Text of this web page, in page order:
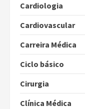
Cardiologia
Cardiovascular
Carreira Médica
Ciclo básico
Cirurgia
Clínica Médica